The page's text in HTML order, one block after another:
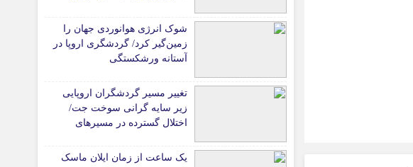
شوک انرژی هوانوردی جهان را
زمین‌گیر کرد/ گردشگری اروپا در
آستانه ورشکستگی
تغییر مسیر گردشگران اروپایی
زیر سایه گرانی سوخت جت/
اختلال گسترده در مسیرهای
یک ساعت از زمان ایلان ماسک